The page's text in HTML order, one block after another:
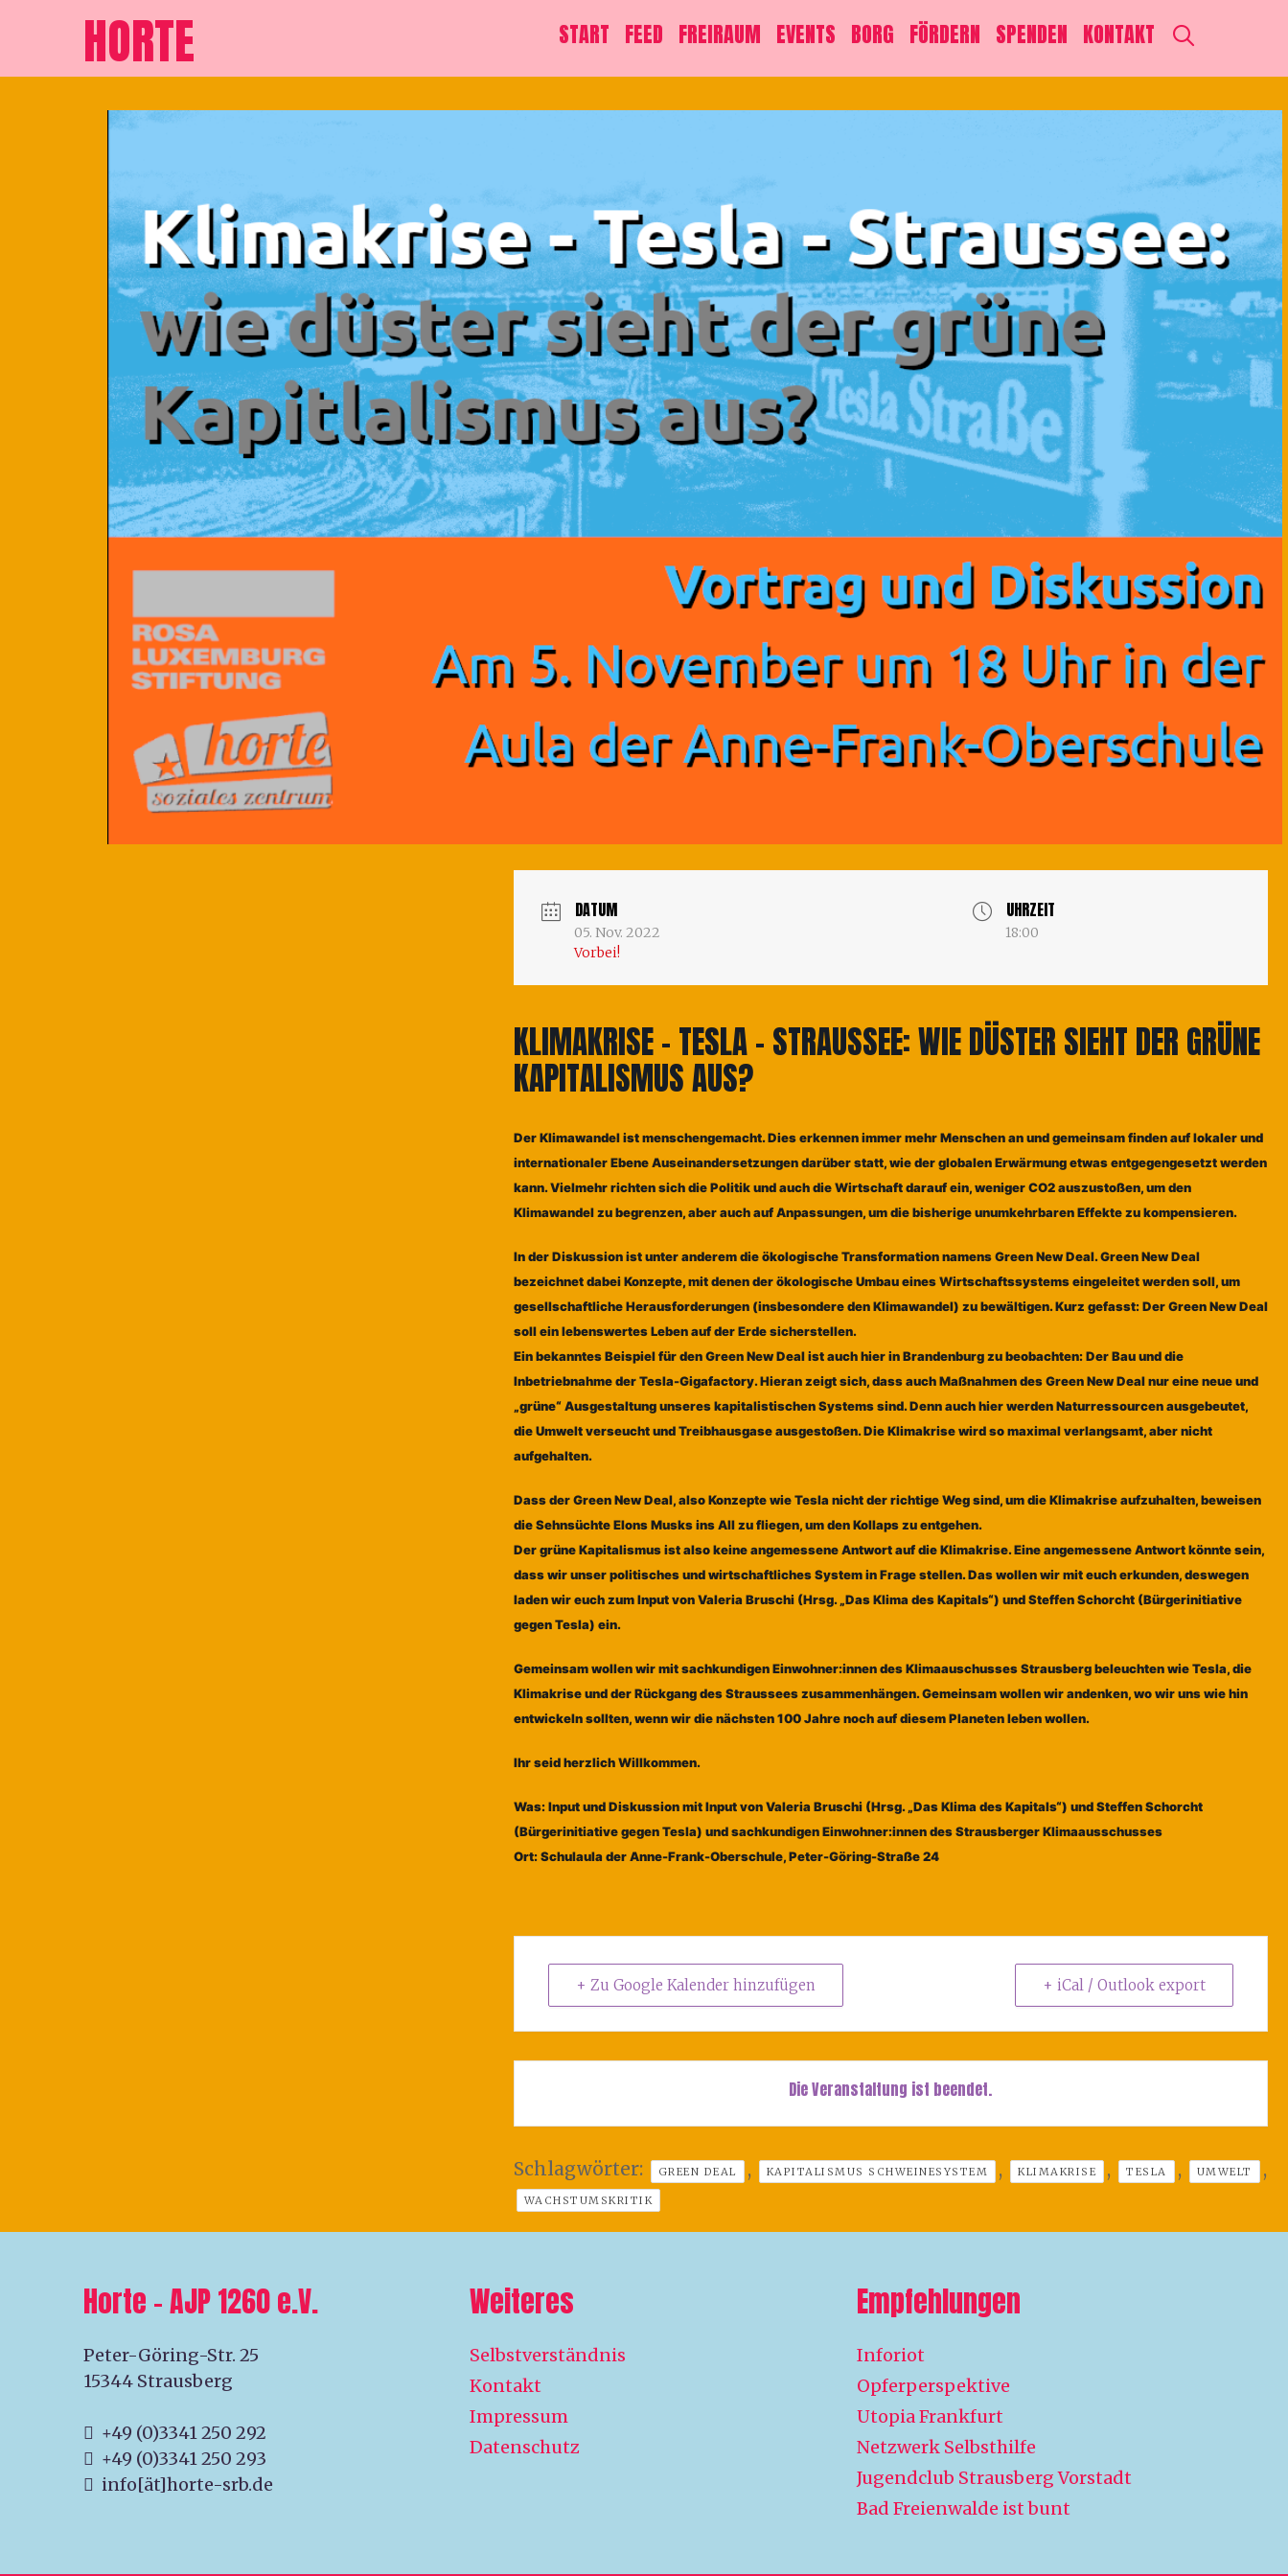
HORTE START FEED FREIRAUM EVENTS BORG FÖRDERN SPENDEN KONTAKT
DATUM
05. Nov. 2022
Vorbei!
UHRZEIT
18:00
KLIMAKRISE – TESLA – STRAUSSEE: WIE DÜSTER SIEHT DER GRÜNE
KAPITALISMUS AUS?
Der Klimawandel ist menschengemacht. Dies erkennen immer mehr Menschen an und gemeinsam finden auf lokaler und
internationaler Ebene Auseinandersetzungen darüber statt, wie der globalen Erwärmung etwas entgegengesetzt werden
kann. Vielmehr richten sich die Politik und auch die Wirtschaft darauf ein, weniger CO2 auszustoßen, um den
Klimawandel zu begrenzen, aber auch auf Anpassungen, um die bisherige unumkehrbaren Effekte zu kompensieren.
In der Diskussion ist unter anderem die ökologische Transformation namens Green New Deal. Green New Deal
bezeichnet dabei Konzepte, mit denen der ökologische Umbau eines Wirtschaftssystems eingeleitet werden soll, um
gesellschaftliche Herausforderungen (insbesondere den Klimawandel) zu bewältigen. Kurz gefasst: Der Green New Deal
soll ein lebenswertes Leben auf der Erde sicherstellen.
Ein bekanntes Beispiel für den Green New Deal ist auch hier in Brandenburg zu beobachten: Der Bau und die
Inbetriebnahme der Tesla-Gigafactory. Hieran zeigt sich, dass auch Maßnahmen des Green New Deal nur eine neue und
„grüne“ Ausgestaltung unseres kapitalistischen Systems sind. Denn auch hier werden Naturressourcen ausgebeutet,
die Umwelt verseucht und Treibhausgase ausgestoßen. Die Klimakrise wird so maximal verlangsamt, aber nicht
aufgehalten.
Dass der Green New Deal, also Konzepte wie Tesla nicht der richtige Weg sind, um die Klimakrise aufzuhalten, beweisen
die Sehnsüchte Elons Musks ins All zu fliegen, um den Kollaps zu entgehen.
Der grüne Kapitalismus ist also keine angemessene Antwort auf die Klimakrise. Eine angemessene Antwort könnte sein,
dass wir unser politisches und wirtschaftliches System in Frage stellen. Das wollen wir mit euch erkunden, deswegen
laden wir euch zum Input von Valeria Bruschi (Hrsg. „Das Klima des Kapitals“) und Steffen Schorcht (Bürgerinitiative
gegen Tesla) ein.
Gemeinsam wollen wir mit sachkundigen Einwohner:innen des Klimaauschusses Strausberg beleuchten wie Tesla, die
Klimakrise und der Rückgang des Straussees zusammenhängen. Gemeinsam wollen wir andenken, wo wir uns wie hin
entwickeln sollten, wenn wir die nächsten 100 Jahre noch auf diesem Planeten leben wollen.
Ihr seid herzlich Willkommen.
Was: Input und Diskussion mit Input von Valeria Bruschi (Hrsg. „Das Klima des Kapitals“) und Steffen Schorcht
(Bürgerinitiative gegen Tesla) und sachkundigen Einwohner:innen des Strausberger Klimaausschusses
Ort: Schulaula der Anne-Frank-Oberschule, Peter-Göring-Straße 24
+ Zu Google Kalender hinzufügen + iCal / Outlook export
Die Veranstaltung ist beendet.
Schlagwörter: GREEN DEAL , KAPITALISMUS SCHWEINESYSTEM , KLIMAKRISE , TESLA , UMWELT ,
WACHSTUMSKRITIK
Horte – AJP 1260 e.V.
Peter-Göring-Str. 25
15344 Strausberg
+49 (0)3341 250 292
+49 (0)3341 250 293
info[ät]horte-srb.de
Weiteres
Selbstverständnis
Kontakt
Impressum
Datenschutz
Empfehlungen
Inforiot
Opferperspektive
Utopia Frankfurt
Netzwerk Selbsthilfe
Jugendclub Strausberg Vorstadt
Bad Freienwalde ist bunt